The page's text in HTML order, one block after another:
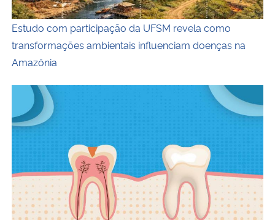
Estudo com participação da UFSM revela como
transformações ambientais influenciam doenças na
Amazônia
Flúor na água: pesquisadores da UFSM explicam